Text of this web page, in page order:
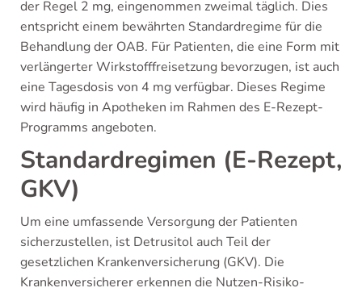
der Regel 2 mg, eingenommen zweimal täglich. Dies
entspricht einem bewährten Standardregime für die
Behandlung der OAB. Für Patienten, die eine Form mit
verlängerter Wirkstofffreisetzung bevorzugen, ist auch
eine Tagesdosis von 4 mg verfügbar. Dieses Regime
wird häufig in Apotheken im Rahmen des E-Rezept-
Programms angeboten.
Standardregimen (E-Rezept,
GKV)
Um eine umfassende Versorgung der Patienten
sicherzustellen, ist Detrusitol auch Teil der
gesetzlichen Krankenversicherung (GKV). Die
Krankenversicherer erkennen die Nutzen-Risiko-